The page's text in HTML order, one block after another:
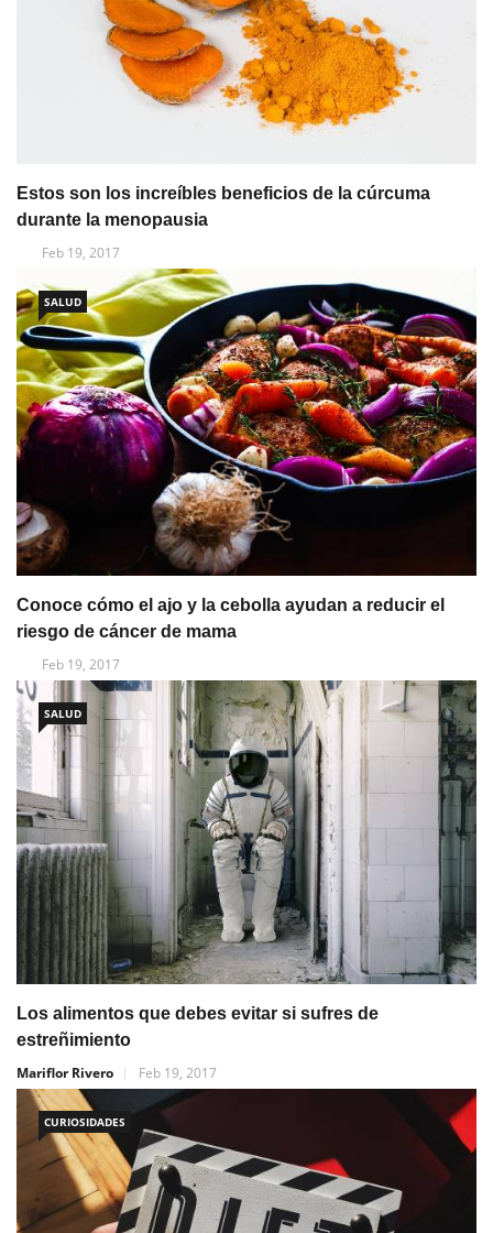
Estos son los increíbles beneficios de la cúrcuma
durante la menopausia
Feb 19, 2017
SALUD
Conoce cómo el ajo y la cebolla ayudan a reducir el
riesgo de cáncer de mama
Feb 19, 2017
SALUD
Los alimentos que debes evitar si sufres de
estreñimiento
Mariflor Rivero
Feb 19, 2017
CURIOSIDADES